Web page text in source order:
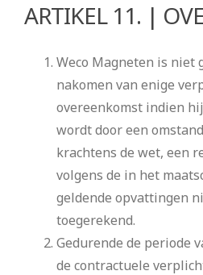
ARTIKEL 11. |
Weco Magneten is niet
nakomen van enige
overeenkomst indien
wordt door een
krachtens de wet, een
volgens de in het
geldende opvattingen
toegerekend.
Gedurende de periode
de contractuele